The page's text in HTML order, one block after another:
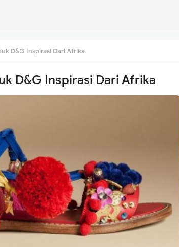
D&G Inspirasi Dari Afrika
D&G Inspirasi Dari Afrika